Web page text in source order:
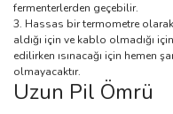
fermenterlerden geçebilir.
Hassas bir termometre
aldığı için ve kablo olmadığı
edilirken ısınacağı için hemen
olmayacaktır.
Uzun Pil Ömrü